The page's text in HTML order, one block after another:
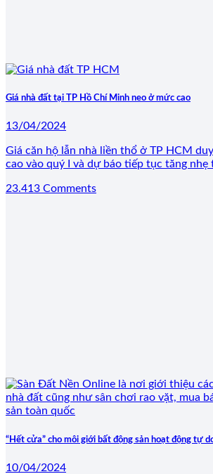
Giá nhà đất tại TP Hồ Chí Minh neo ở mức cao
13/04/2024
Giá căn hộ lẫn nhà liền thổ ở TP HCM
cao vào quý I và dự báo tiếp tục tăng nhẹ
23.413 Comments
“Hết cửa” cho môi giới bất động sản hoạt động tự
10/04/2024